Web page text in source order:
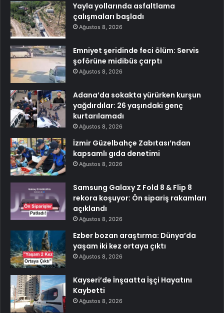
Yayla yollarında asfaltlama
çalışmaları başladı
Ağustos 8, 2026
Emniyet şeridinde feci ölüm: Servis
şoförüne midibüs çarptı
Ağustos 8, 2026
Adana’da sokakta yürürken kurşun
yağdırdılar: 26 yaşındaki genç
kurtarılamadı
Ağustos 8, 2026
İzmir Güzelbahçe Zabıtası’ndan
kapsamlı gıda denetimi
Ağustos 8, 2026
Samsung Galaxy Z Fold 8 & Flip 8
rekora koşuyor: Ön sipariş rakamları
açıklandı
Ağustos 8, 2026
Ezber bozan araştırma: Dünya’da
yaşam iki kez ortaya çıktı
Ağustos 8, 2026
Kayseri’de İnşaatta İşçi Hayatını
Kaybetti
Ağustos 8, 2026